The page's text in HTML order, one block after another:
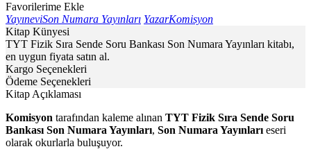
Favorilerime Ekle
YayıneviSon Numara Yayınları YazarKomisyon
Kitap Künyesi
TYT Fizik Sıra Sende Soru Bankası Son Numara Yayınları kitabı,
en uygun fiyata satın al.
Kargo Seçenekleri
Ödeme Seçenekleri
Kitap Açıklaması
Komisyon tarafından kaleme alınan TYT Fizik Sıra Sende Soru
Bankası Son Numara Yayınları, Son Numara Yayınları eseri
olarak okurlarla buluşuyor.